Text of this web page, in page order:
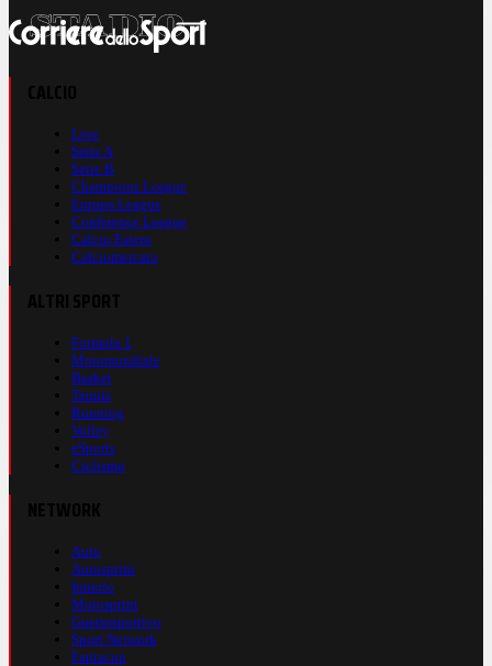
Live
Serie A
Serie B
Champions League
Europa League
Conference League
Calcio Estero
Calciomercato
Formula 1
Motomondiale
Basket
Tennis
Running
Volley
eSports
Ciclismo
Auto
Autosprint
Inmoto
Motosprint
Guerinsportivo
Sport Network
Fantacup